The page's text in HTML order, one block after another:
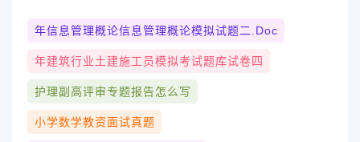
年信息管理概论信息管理概论模拟试题二.doc
年建筑行业土建施工员模拟考试题库试卷四
护理副高评审专题报告怎么写
小学数学教资面试真题